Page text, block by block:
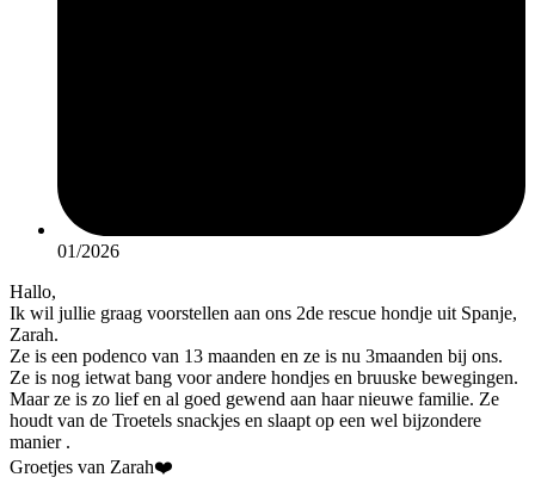
01/2026
Hallo,
Ik wil jullie graag voorstellen aan ons 2de rescue hondje uit Spanje,
Zarah.
Ze is een podenco van 13 maanden en ze is nu 3maanden bij ons.
Ze is nog ietwat bang voor andere hondjes en bruuske bewegingen.
Maar ze is zo lief en al goed gewend aan haar nieuwe familie. Ze
houdt van de Troetels snackjes en slaapt op een wel bijzondere
manier .
Groetjes van Zarah❤️